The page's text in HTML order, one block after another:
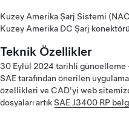
Wall Connector Veri
Wall Connector Veri
Kuzey Amerika Şarj Sistemi
Kuzey Amerika DC Şarj
Teknik Özellikler
30 Eylül 2024 tarihli güncelleme
SAE tarafından önerilen
özellikleri ve CAD'yi web
dosyaları artıkSAE J3400 RP